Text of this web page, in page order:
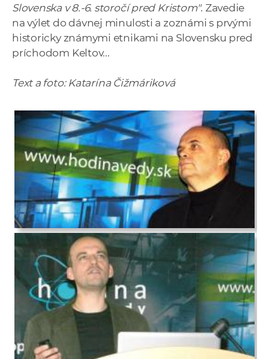
Slovenska v 8.-6. storočí pred Kristom". Zavedie
na výlet do dávnej minulosti a zoznámi s prvými
historicky známymi etnikami na Slovensku pred
príchodom Keltov...
Text a foto: Katarína Čižmáriková